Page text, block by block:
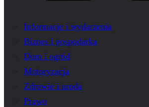
Informacje i wydarzenia
Biznes i gospodarka
Dom i ogród
Motoryzacja
Zdrowie i uroda
Prawo